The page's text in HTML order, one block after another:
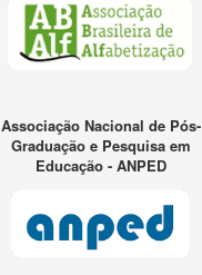
Associação Nacional de Pós-
Graduação e Pesquisa em
Educação - ANPED